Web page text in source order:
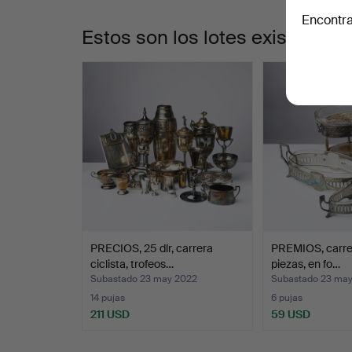
Estos son los lotes existentes
PRECIOS, 25 dlr, carrera
ciclista, trofeos…
Subastado 23 may 2022
14 pujas
211 USD
PREMIOS,
piezas, en fo…
Subastado 23
6 pujas
59 USD